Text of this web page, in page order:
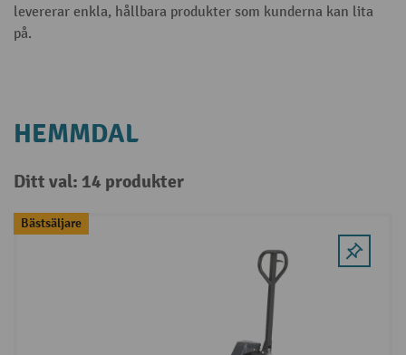
levererar enkla, hållbara produkter som kunderna kan lita
på.
HEMMDAL
Ditt val: 14 produkter
Bästsäljare